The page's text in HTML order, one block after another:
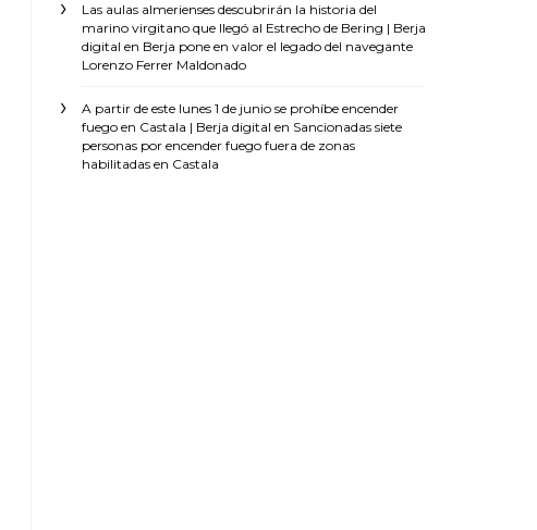
Las aulas almerienses descubrirán la historia del
marino virgitano que llegó al Estrecho de Bering | Berja
digital en Berja pone en valor el legado del navegante
Lorenzo Ferrer Maldonado
A partir de este lunes 1 de junio se prohíbe encender
fuego en Castala | Berja digital en Sancionadas siete
personas por encender fuego fuera de zonas
habilitadas en Castala